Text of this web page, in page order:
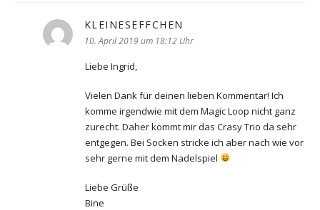
KLEINESEFFCHEN
10. April 2019 um 18:12 Uhr
Liebe Ingrid,
Vielen Dank für deinen lieben Kommentar! Ich
komme irgendwie mit dem Magic Loop nicht ganz
zurecht. Daher kommt mir das Crasy Trio da sehr
entgegen. Bei Socken stricke ich aber nach wie vor
sehr gerne mit dem Nadelspiel
Liebe Grüße
Bine